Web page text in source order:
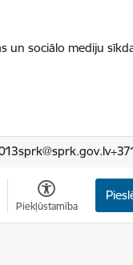
un sociālo mediju
sprk@sprk.gov.lv
Piekļūstamība